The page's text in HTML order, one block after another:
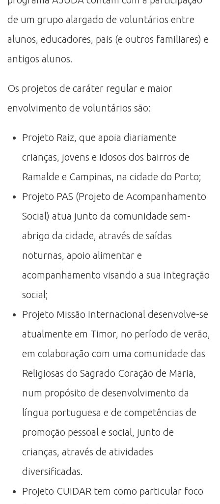
de um grupo alargado de voluntários entre
alunos, educadores, pais (e outros familiares) e
antigos alunos.
Os projetos de caráter regular e maior
envolvimento de voluntários são:
Projeto Raiz, que apoia diariamente
crianças, jovens e idosos dos bairros de
Ramalde e Campinas, na cidade do Porto;
Projeto PAS (Projeto de Acompanhamento
Social) atua junto da comunidade sem-
abrigo da cidade, através de saídas
noturnas, apoio alimentar e
acompanhamento visando a sua integração
social;
Projeto Missão Internacional desenvolve-se
atualmente em Timor, no período de verão,
em colaboração com uma comunidade das
Religiosas do Sagrado Coração de Maria,
num propósito de desenvolvimento da
língua portuguesa e de competências de
promoção pessoal e social, junto de
crianças, através de atividades
diversificadas.
Projeto CUIDAR tem como particular foco